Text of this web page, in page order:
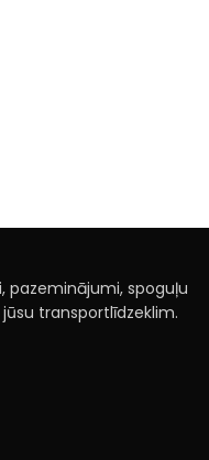
pazeminājumi, spoguļu
transportlīdzeklim.